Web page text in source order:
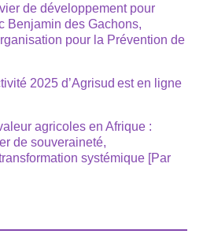
de développement pour
Benjamin des Gachons,
pour la Prévention de
2025 d’Agrisud est en ligne
agricoles en Afrique :
de souveraineté,
systémique [Par